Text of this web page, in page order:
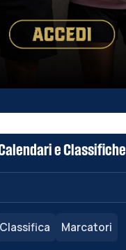
e Classifiche
Classifica Marcatori